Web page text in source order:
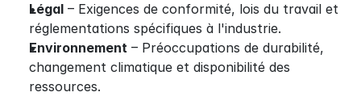
Légal – Exigences de conformité, lois du travail et
réglementations spécifiques à l'industrie.
Environnement – Préoccupations de durabilité,
changement climatique et disponibilité des
ressources.